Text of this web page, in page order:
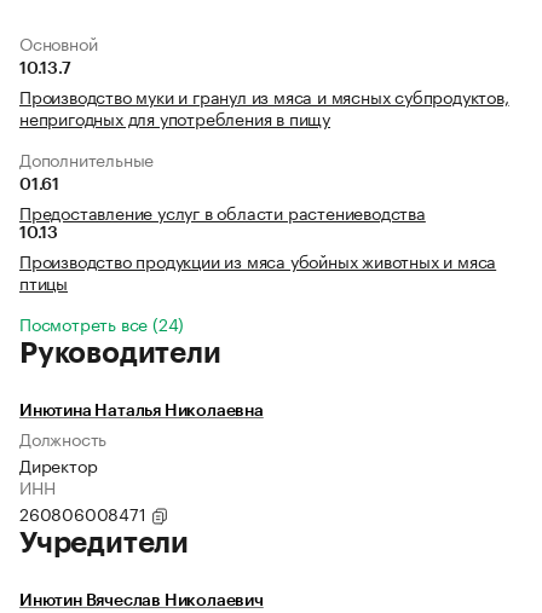
Основной
10.13.7
Производство муки и гранул из мяса и мясных субпродуктов,
непригодных для употребления в пищу
Дополнительные
01.61
Предоставление услуг в области растениеводства
10.13
Производство продукции из мяса убойных животных и мяса
птицы
Посмотреть все (24)
Руководители
Инютина Наталья Николаевна
Должность
Директор
ИНН
260806008471
Учредители
Инютин Вячеслав Николаевич